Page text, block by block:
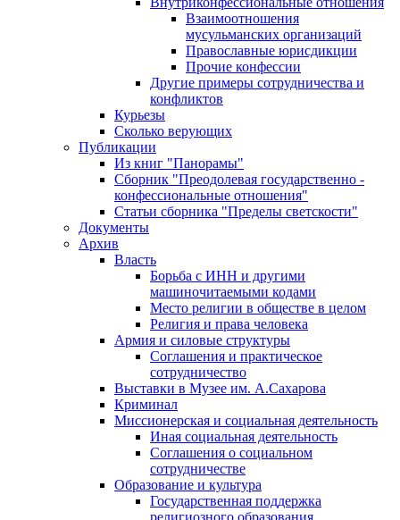
Взаимоотношения
мусульманских организаций
Православные юрисдикции
Прочие конфессии
Другие примеры сотрудничества и
конфликтов
Курьезы
Сколько верующих
Публикации
Из книг "Панорамы"
Сборник "Преодолевая государственно -
конфессиональные отношения"
Статьи сборника "Пределы светскости"
Документы
Архив
Власть
Борьба с ИНН и другими
машиночитаемыми кодами
Место религии в обществе в целом
Религия и права человека
Армия и силовые структуры
Соглашения и практическое
сотрудничество
Выставки в Музее им. А.Сахарова
Криминал
Миссионерская и социальная деятельность
Иная социальная деятельность
Соглашения о социальном
сотрудничестве
Образование и культура
Государственная поддержка